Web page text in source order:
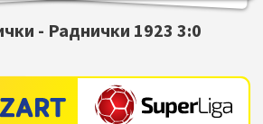
- Раднички 1923 3:0